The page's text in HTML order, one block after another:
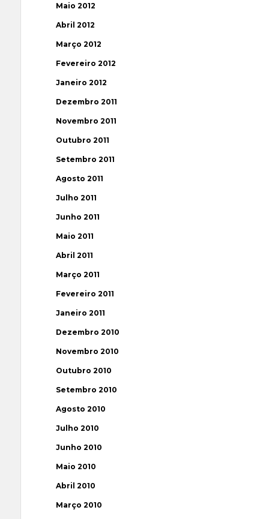
Maio 2012
Abril 2012
Março 2012
Fevereiro 2012
Janeiro 2012
Dezembro 2011
Novembro 2011
Outubro 2011
Setembro 2011
Agosto 2011
Julho 2011
Junho 2011
Maio 2011
Abril 2011
Março 2011
Fevereiro 2011
Janeiro 2011
Dezembro 2010
Novembro 2010
Outubro 2010
Setembro 2010
Agosto 2010
Julho 2010
Junho 2010
Maio 2010
Abril 2010
Março 2010